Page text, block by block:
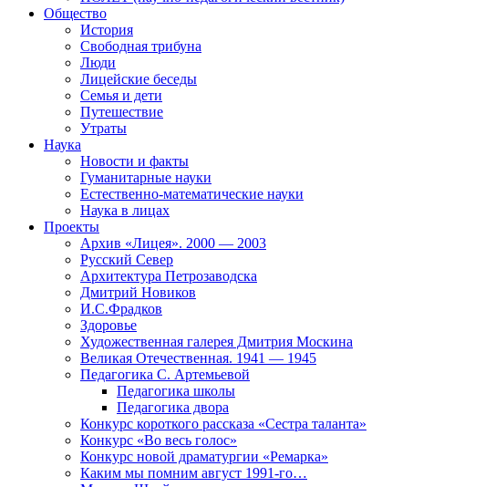
Общество
История
Свободная трибуна
Люди
Лицейские беседы
Семья и дети
Путешествие
Утраты
Наука
Новости и факты
Гуманитарные науки
Естественно-математические науки
Наука в лицах
Проекты
Архив «Лицея». 2000 — 2003
Русский Север
Архитектура Петрозаводска
Дмитрий Новиков
И.С.Фрадков
Здоровье
Художественная галерея Дмитрия Москина
Великая Отечественная. 1941 — 1945
Педагогика С. Артемьевой
Педагогика школы
Педагогика двора
Конкурс короткого рассказа «Сестра таланта»
Конкурс «Во весь голос»
Конкурс новой драматургии «Ремарка»
Каким мы помним август 1991-го…